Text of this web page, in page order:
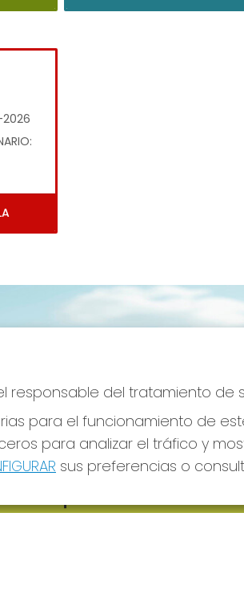
REDES SOCIALES
el responsable del tratamiento
para el funcionamiento de
para analizar el tráfico y
sus preferencias o